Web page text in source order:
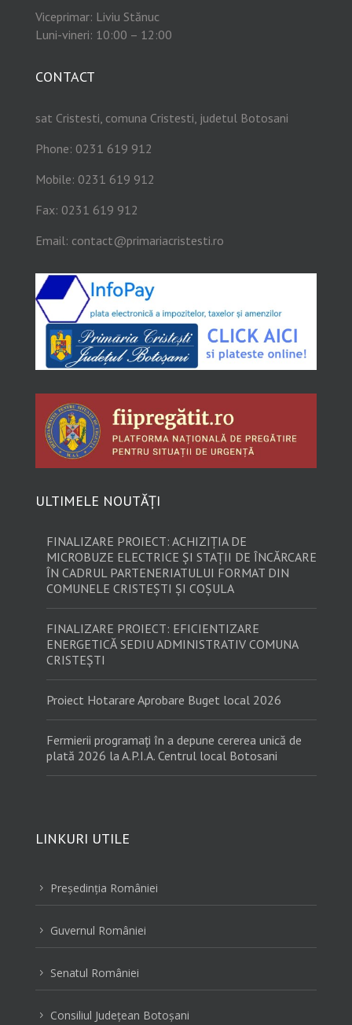
Viceprimar: Liviu Stănuc
Luni-vineri: 10:00 – 12:00
CONTACT
sat Cristesti, comuna Cristesti, judetul Botosani
Phone: 0231 619 912
Mobile: 0231 619 912
Fax: 0231 619 912
Email: contact@primariacristesti.ro
ULTIMELE NOUTĂȚI
FINALIZARE PROIECT: ACHIZIȚIA DE
MICROBUZE ELECTRICE ȘI STAȚII DE ÎNCĂRCARE
ÎN CADRUL PARTENERIATULUI FORMAT DIN
COMUNELE CRISTEȘTI ȘI COȘULA
FINALIZARE PROIECT: EFICIENTIZARE
ENERGETICĂ SEDIU ADMINISTRATIV COMUNA
CRISTEȘTI
Proiect Hotarare Aprobare Buget local 2026
Fermierii programați în a depune cererea unică de
plată 2026 la A.P.I.A. Centrul local Botosani
LINKURI UTILE
5 Preşedinţia României
5 Guvernul României
5 Senatul României
5 Consiliul Judeţean Botoşani